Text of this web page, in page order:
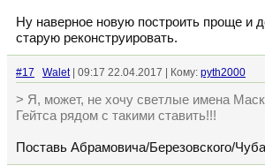
Ну наверное новую построить проще и
старую реконструировать.
#17 Walet| 09:17 22.04.2017 | Кому: pyth2000
> Я, может, не хочу светлые имена
Гейтса рядом с такими ставить!!!
Поставь Абрамовича/Березовского/